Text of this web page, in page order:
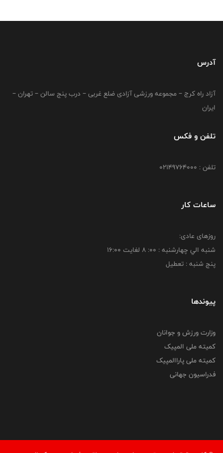
آدرس
آزاد راه کرج – مجموعه ورزشی آزادی ضلع غربی – درب پنج سالن – تهران –
ایران
تلفن و فکس
تلفن : 02149764000
ساعات کار
روزهای عادی:
شنبه الي چهارشنبه : 00: 8 لغايت 16:00
پنج شنبه : تعطیل
پیوندها
وزارت ورزش و جوانان
کمیته ملی المپیک
کمیته ملی پاراالمپیک
فدراسیون جهانی